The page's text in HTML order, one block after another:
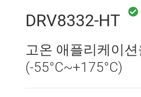
RF 및 마이크로
데이터 컨버터
로직 및 전압 변환
DRV8332-HT
고온 애플리케이
(-55°C~+175°C)